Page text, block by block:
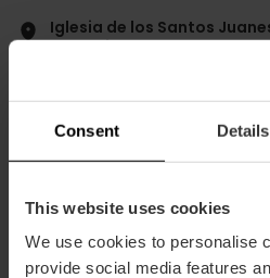
Consent Details
This website uses cookies
We use cookies to personalise
provide social media features
Iglesia de los Santos
Valencia, España